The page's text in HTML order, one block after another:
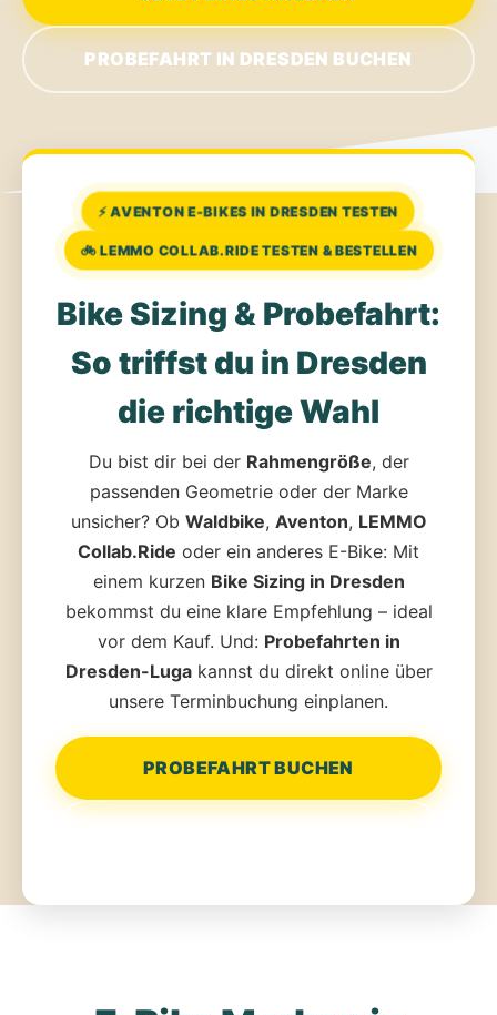
PROBEFAHRT IN DRESDEN BUCHEN
⚡ AVENTON E-BIKES IN DRESDEN TESTEN
🚲 LEMMO COLLAB.RIDE TESTEN & BESTELLEN
Bike Sizing & Probefahrt:
So triffst du in Dresden
die richtige Wahl
Du bist dir bei der Rahmengröße, der
passenden Geometrie oder der Marke
unsicher? Ob Waldbike, Aventon, LEMMO
Collab.Ride oder ein anderes E-Bike: Mit
einem kurzen Bike Sizing in Dresden
bekommst du eine klare Empfehlung – ideal
vor dem Kauf. Und: Probefahrten in
Dresden-Lugakannst du direkt online über
unsere Terminbuchung einplanen.
PROBEFAHRT BUCHEN